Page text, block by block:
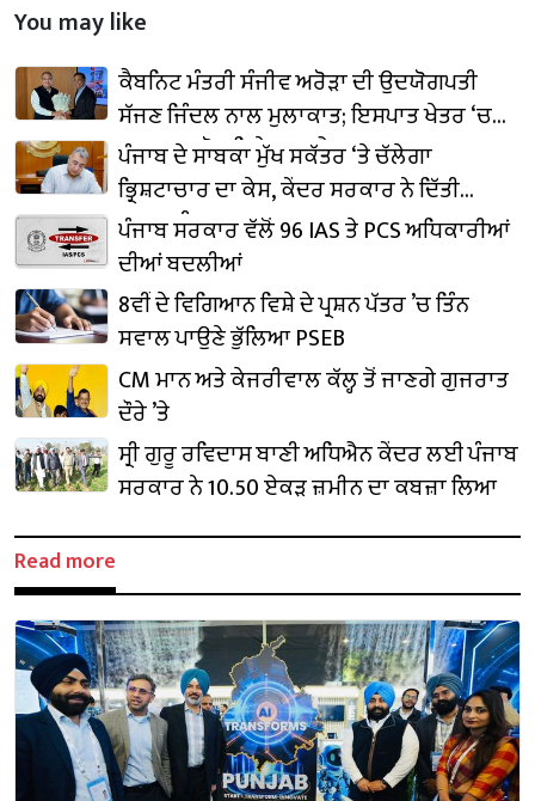
You may like
ਕੈਬਨਿਟ ਮੰਤਰੀ ਸੰਜੀਵ ਅਰੋੜਾ ਦੀ ਉਦਯੋਗਪਤੀ
ਸੱਜਣ ਜਿੰਦਲ ਨਾਲ ਮੁਲਾਕਾਤ; ਇਸਪਾਤ ਖੇਤਰ ‘ਚ
₹1,500 ਕਰੋੜ ਨਿਵੇਸ਼ ਦਾ ਐਲਾਨ
ਪੰਜਾਬ ਦੇ ਸਾਬਕਾ ਮੁੱਖ ਸਕੱਤਰ ‘ਤੇ ਚੱਲੇਗਾ
ਭ੍ਰਿਸ਼ਟਾਚਾਰ ਦਾ ਕੇਸ, ਕੇਂਦਰ ਸਰਕਾਰ ਨੇ ਦਿੱਤੀ
ਪ੍ਰਵਾਨਗੀ
ਪੰਜਾਬ ਸਰਕਾਰ ਵੱਲੋਂ 96 IAS ਤੇ PCS ਅਧਿਕਾਰੀਆਂ
ਦੀਆਂ ਬਦਲੀਆਂ
8ਵੀਂ ਦੇ ਵਿਗਿਆਨ ਵਿਸ਼ੇ ਦੇ ਪ੍ਰਸ਼ਨ ਪੱਤਰ ’ਚ ਤਿੰਨ
ਸਵਾਲ ਪਾਉਣੇ ਭੁੱਲਿਆ PSEB
CM ਮਾਨ ਅਤੇ ਕੇਜਰੀਵਾਲ ਕੱਲ੍ਹ ਤੋਂ ਜਾਣਗੇ ਗੁਜਰਾਤ
ਦੌਰੇ ’ਤੇ
ਸ੍ਰੀ ਗੁਰੂ ਰਵਿਦਾਸ ਬਾਣੀ ਅਧਿਐਨ ਕੇਂਦਰ ਲਈ ਪੰਜਾਬ
ਸਰਕਾਰ ਨੇ 10.50 ਏਕੜ ਜ਼ਮੀਨ ਦਾ ਕਬਜ਼ਾ ਲਿਆ
Read more